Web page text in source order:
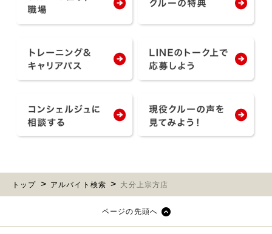
トップ アルバイト検索 大分上宗方店
ページの先頭へ